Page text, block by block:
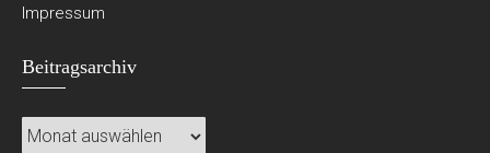
Impressum
Beitragsarchiv
Beitragsarchiv